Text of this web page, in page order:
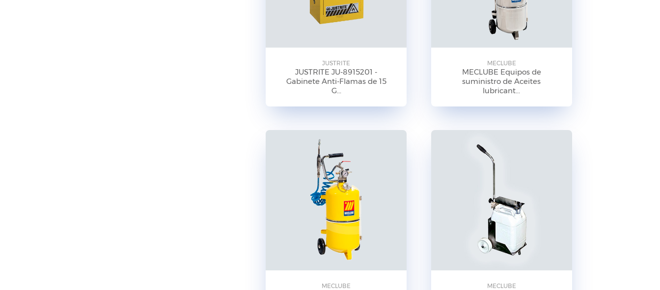
JUSTRITE
JUSTRITE JU-8915201 -
Gabinete Anti-Flamas de 15
G...
MECLUBE
MECLUBE Equipos de
suministro de Aceites
lubricant...
MECLUBE MECLUBE